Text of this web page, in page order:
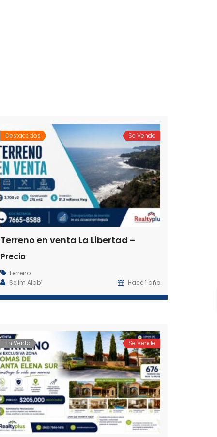
Destacados Se Vende
Terreno en venta La Libertad –
Precio
Terreno
Selim Alabí
Hace 1 año
En Venta Se Vende